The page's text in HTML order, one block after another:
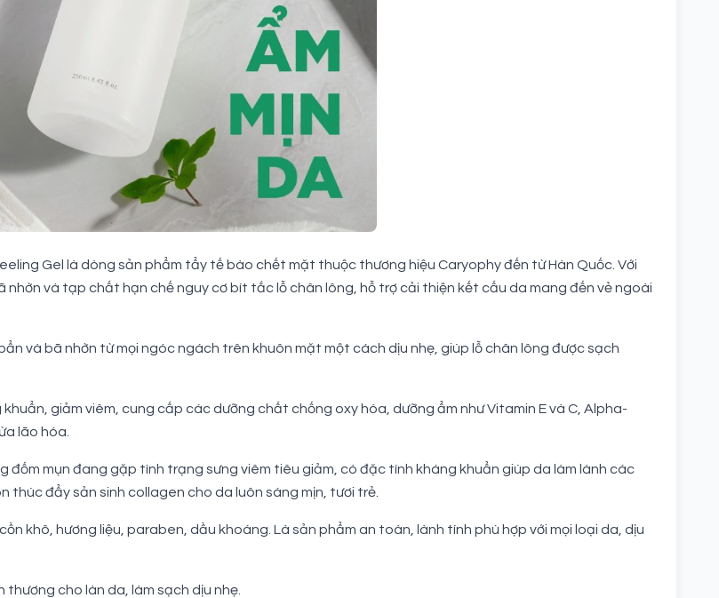
Gel là dòng sản phẩm tẩy tế bào chết mặt thuộc thương hiệu Caryophy đến từ Hàn Quốc. Với
và tạp chất hạn chế nguy cơ bít tắc lỗ chân lông, hỗ trợ cải thiện kết cấu da mang đến vẻ ngoài
và bã nhờn từ mọi ngóc ngách trên khuôn mặt một cách dịu nhẹ, giúp lỗ chân lông được sạch
giảm viêm, cung cấp các dưỡng chất chống oxy hóa, dưỡng ẩm như Vitamin E và C, Alpha-
lão hóa.
mụn đang gặp tình trạng sưng viêm tiêu giảm, có đặc tính kháng khuẩn giúp da làm lành các
đẩy sản sinh collagen cho da luôn sáng mịn, tươi trẻ.
khô, hương liệu, paraben, dầu khoáng. Là sản phẩm an toàn, lành tính phù hợp với mọi loại da, dịu
cho làn da, làm sạch dịu nhẹ.